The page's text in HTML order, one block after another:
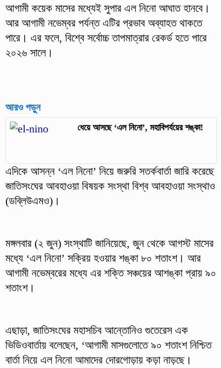
আগামী কয়েক মাসের মধ্যেই সুপার এল নিনো আঘাত হানবে।
আর আগামী নভেম্বর পর্যন্ত এটির প্রভাব অব্যাহত থাকতে
পারে। এর ফলে, বিশ্বে সর্বোচ্চ তাপমাত্রার রেকর্ড হতে পারে
২০২৬ সালে।
আরও পড়ুন
ধেয়ে আসছে ‘এল নিনো’, মহাবিপর্যয়ের শঙ্কা!
এদিকে আসন্ন ‘এল নিনো’ নিয়ে জরুরি সতর্কবার্তা জারি করেছে
জাতিসংঘের আবহাওয়া বিষয়ক সংস্থা বিশ্ব আবহাওয়া সংস্থাও
(ডব্লিউএমও)।
মঙ্গলবার (২ জুন) সংস্থাটি জানিয়েছে, জুন থেকে আগস্ট মাসের
মধ্যে ‘এল নিনো’ সক্রিয় হওয়ার শঙ্কা ৮০ শতাংশ। আর
আগামী নভেম্বরের মধ্যে এর শক্তি সঞ্চয়ের আশঙ্কা প্রায় ৯০
শতাংশ।
এছাড়া, জাতিসংঘের মহাসচিব আন্তোনিও গুতেরেস এক
ভিডিওবার্তায় বলেছেন, ‘আগামী মাসগুলোতে ৯০ শতাংশ নিশ্চিত
বার্তা নিয়ে এল নিনো আমাদের দোরগোড়ায় কড়া নাড়ছে।